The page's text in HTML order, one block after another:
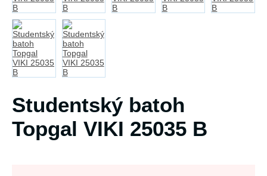
Studentský batoh
Topgal VIKI 25035 B